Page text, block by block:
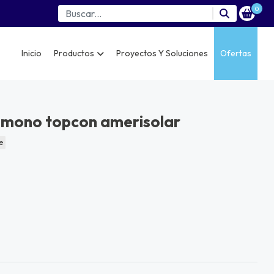
0
Inicio Productos Proyectos Y Soluciones Ofertas
topcon amerisolar